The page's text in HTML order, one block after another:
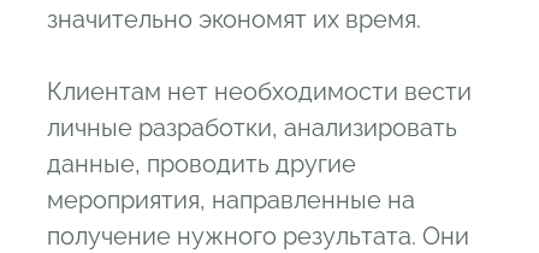
значительно экономят их время.
Клиентам нет необходимости вести
личные разработки, анализировать
данные, проводить другие
мероприятия, направленные на
получение нужного результата. Они